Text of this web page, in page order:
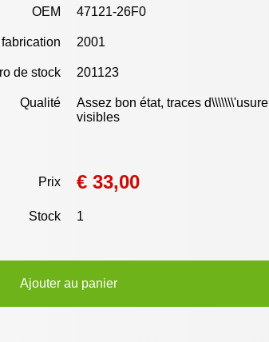
OEM 47121-26F0
2001
de stock 201123
Qualité
Assez bon état, traces d\\\\\\\'usure
visibles
Prix € 33,00
Stock 1
Ajouter au panier